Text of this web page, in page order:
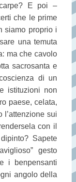
E poi –
che le prime
siamo proprio i
una temuta
ma che cavolo
sacrosanta e
di un
istituzioni non
paese, celata,
sui
con il
Sapete
gesto
i benpensanti
angolo della